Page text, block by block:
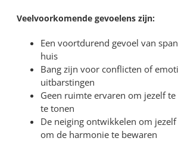
Veelvoorkomende gevoelens zijn:
Een voortdurend gevoel van
huis
Bang zijn voor conflicten of
uitbarstingen
Geen ruimte ervaren om jezelf
te tonen
De neiging ontwikkelen om
om de harmonie te bewaren